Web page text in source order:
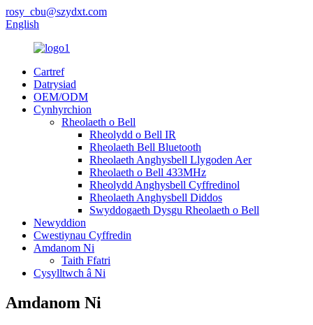
rosy_cbu@szydxt.com
English
Cartref
Datrysiad
OEM/ODM
Cynhyrchion
Rheolaeth o Bell
Rheolydd o Bell IR
Rheolaeth Bell Bluetooth
Rheolaeth Anghysbell Llygoden Aer
Rheolaeth o Bell 433MHz
Rheolydd Anghysbell Cyffredinol
Rheolaeth Anghysbell Diddos
Swyddogaeth Dysgu Rheolaeth o Bell
Newyddion
Cwestiynau Cyffredin
Amdanom Ni
Taith Ffatri
Cysylltwch â Ni
Amdanom Ni